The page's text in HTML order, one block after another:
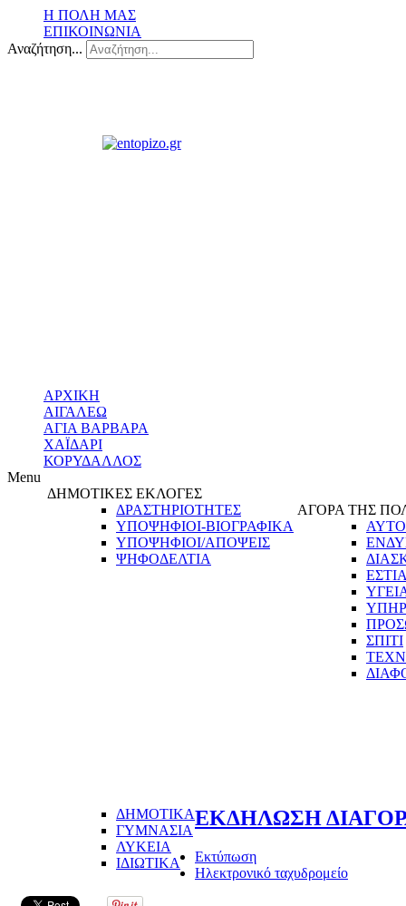
Η ΠΟΛΗ ΜΑΣ
ΕΠΙΚΟΙΝΩΝΙΑ
Αναζήτηση...
ΑΡΧΙΚΗ
ΑΙΓΑΛΕΩ
ΑΓΙΑ ΒΑΡΒΑΡΑ
ΧΑΪΔΑΡΙ
ΚΟΡΥΔΑΛΛΟΣ
Menu
ΔΗΜΟΤΙΚΕΣ ΕΚΛΟΓΕΣ
ΔΡΑΣΤΗΡΙΟΤΗΤΕΣ
ΥΠΟΨΗΦΙΟΙ-ΒΙΟΓΡΑΦΙΚΑ
ΥΠΟΨΗΦΙΟΙ/ΑΠΟΨΕΙΣ
ΨΗΦΟΔΕΛΤΙΑ
ΑΓΟΡΑ ΤΗΣ
ΣΠΙΤΙ
ΔΗΜΟΤΙΚΑ
ΓΥΜΝΑΣΙΑ
ΛΥΚΕΙΑ
ΙΔΙΩΤΙΚΑ
ΕΚΔΗΛΩΣΗ
Εκτύπωση
Ηλεκτρονικό ταχυδρομείο